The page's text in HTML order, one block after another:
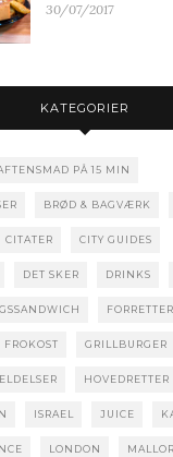
30/07/2017
KATEGORIER
PÅ 15 MIN
BRØD & BAGVÆRK
CITATER CITY GUIDES
DET SKER DRINKS
FORRETTER
FROKOST GRILLBURGER
HOVEDRETTER
ISRAEL JUICE
LONDON